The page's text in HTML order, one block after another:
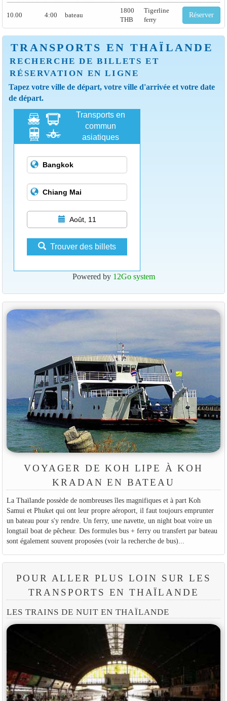
10.00 4:00 bateau
1800
THB
Tigerline
ferry
Réserver
TRANSPORTS EN THAÏLANDE
RECHERCHE DE BILLETS ET
RÉSERVATION EN LIGNE
Tapez votre ville de départ, votre ville d'arrivée et votre date
de départ.
Transports en
commun
asiatiques
Août, 11
Trouver des billets
Powered by 12Go system
VOYAGER DE KOH LIPE À KOH
KRADAN EN BATEAU
La Thaïlande possède de nombreuses îles magnifiques et à part Koh
Samui et Phuket qui ont leur propre aéroport, il faut toujours emprunter
un bateau pour s'y rendre. Un ferry, une navette, un night boat voire un
longtail boat de pêcheur. Des formules bus + ferry ou transfert par bateau
sont également souvent proposées (voir la recherche de bus)...
POUR ALLER PLUS LOIN SUR LES
TRANSPORTS EN THAÏLANDE
LES TRAINS DE NUIT EN THAÏLANDE